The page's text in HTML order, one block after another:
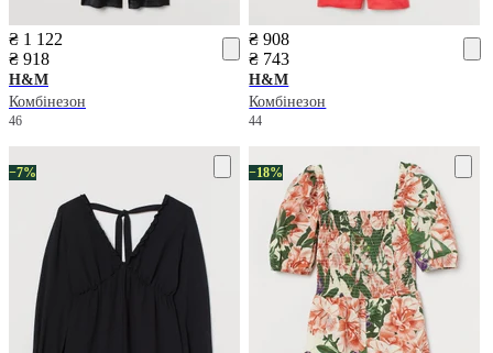
₴ 1 122
₴ 918
H&M
Комбінезон
46
₴ 908
₴ 743
H&M
Комбінезон
44
−7% −18%